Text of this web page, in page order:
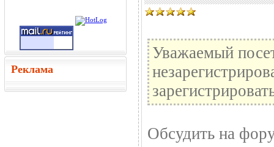
Реклама
Уважаемый
Обсудить на